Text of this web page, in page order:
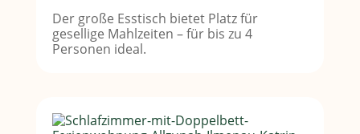
Der große Esstisch bietet Platz für
gesellige Mahlzeiten – für bis zu 4
Personen ideal.